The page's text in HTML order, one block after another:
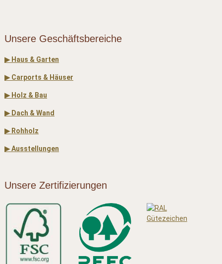
Unsere Geschäftsbereiche
▶ Haus & Garten
▶ Carports & Häuser
▶ Holz & Bau
▶ Dach & Wand
▶ Rohholz
▶ Ausstellungen
Unsere Zertifizierungen